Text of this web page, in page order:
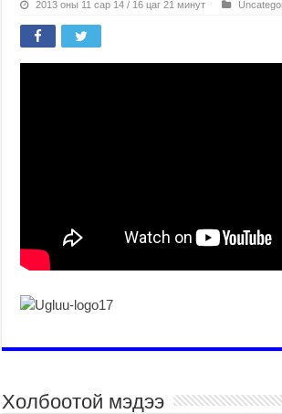
2013 оны 11 сар 14 / 16 цаг 21 минут
Холбоотой мэдээ